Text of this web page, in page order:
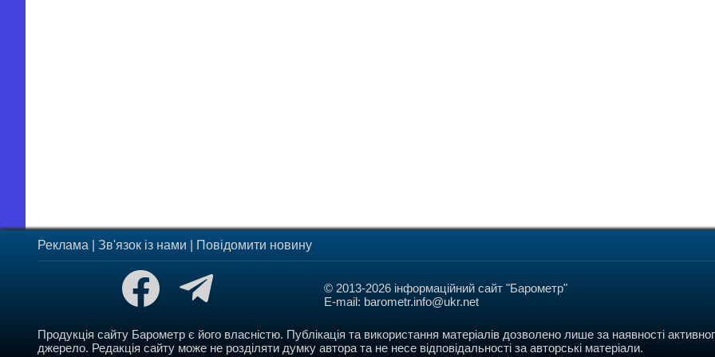
Реклама Зв'язок із нами Повідомити новину
© 2013-2026 інформаційний сайт "Барометр"
E-mail: barometr.info@ukr.net
Продукція сайту Барометр є його власністю. Публікація та використання матеріалів дозволено лише за наявності
джерело. Редакція сайту може не розділяти думку автора та не несе відповідальності за авторські матеріали.